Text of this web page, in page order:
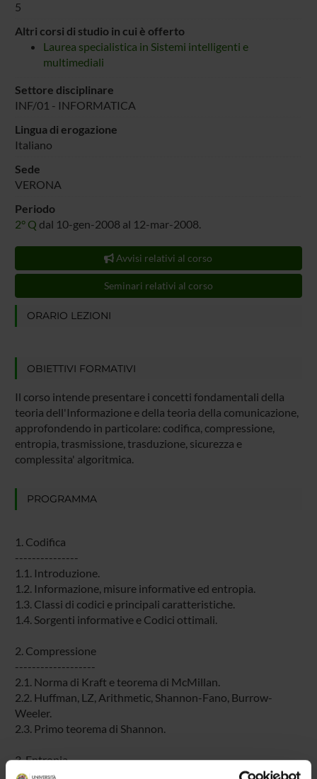
5
Altri corsi di studio in cui è offerto
Laurea specialistica in Sistemi intelligenti e
multimediali
Settore disciplinare
INF/01 - INFORMATICA
Lingua di erogazione
Italiano
Sede
VERONA
Periodo
2° Q dal 10-gen-2008 al 12-mar-2008.
Avvisi relativi al corso
Seminari relativi al corso
ORARIO LEZIONI
OBIETTIVI FORMATIVI
Il corso intende presentare i concetti fondamentali della
teoria dell'Informazione e della teoria della comunicazione,
approfondendo in particolare: codifica, compressione,
entropia, trasmissione, trasduzione, sicurezza e
complessita' algoritmica.
PROGRAMMA
1. Codifica
---------------
1.1. Introduzione.
1.2. Informazione, misure informative ed entropia.
1.3. Classi di codici e principali caratteristiche.
1.4. Sorgenti informative e Codici ottimali.
2. Compressione
-------------------
2.1. Norma di Kraft e teorema di McMillan.
2.2. Huffman, LZ, Arithmetic, Shannon-Fano, Burrow-
Weeler.
2.3. Primo teorema di Shannon.
3. Entropia
-----------------------